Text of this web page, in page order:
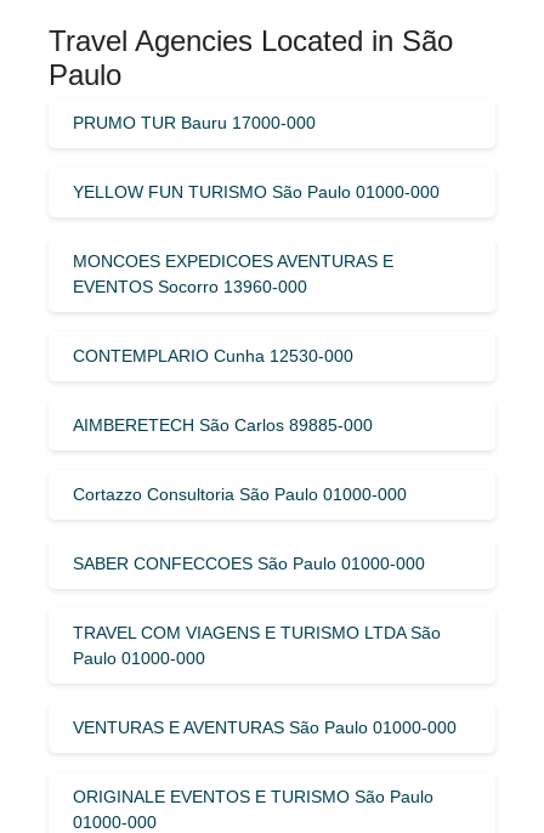
Travel Agencies Located in São
Paulo
PRUMO TUR Bauru 17000-000
YELLOW FUN TURISMO São Paulo 01000-000
MONCOES EXPEDICOES AVENTURAS E
EVENTOS Socorro 13960-000
CONTEMPLARIO Cunha 12530-000
AIMBERETECH São Carlos 89885-000
Cortazzo Consultoria São Paulo 01000-000
SABER CONFECCOES São Paulo 01000-000
TRAVEL COM VIAGENS E TURISMO LTDA São
Paulo 01000-000
VENTURAS E AVENTURAS São Paulo 01000-000
ORIGINALE EVENTOS E TURISMO São Paulo
01000-000